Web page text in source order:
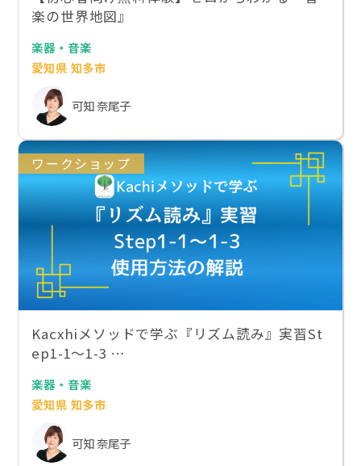
楽の世界地図』
楽器・音楽
愛知県 知多市
可知 奈尾子
ワークショップ
Kacxhiメソッドで学ぶ『リズム読み』実習St
ep1-1〜1-3 …
楽器・音楽
愛知県 知多市
可知 奈尾子